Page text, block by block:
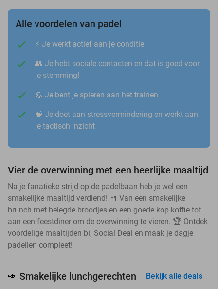
Alle voordelen van padel
⚡️ Je werkt actief aan je conditie
👥 Je hebt sociale contacten en dat is goed voor
je stemming!
💪 Je bent je spieren aan het trainen
🧠 Je doet aan stressvermindering en werkt aan
je tactisch inzicht
Vier de overwinning met een heerlijke maaltijd
Na je fanatieke strijd op de padelbaan heb je wel een
smakelijke maaltijd verdiend! 🍴 Van een smakelijke
brunch met belegde broodjes en een goede kop koffie tot
aan een feestdiner om de overwinning te vieren. 🏆 Ontdek
voordelige maaltijden bij Social Deal en maak je dagje
padellen compleet!
🥑 Smakelijke lunchgerechten Bekijk alle deals